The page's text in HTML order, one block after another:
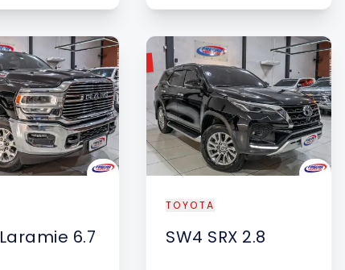
Laramie 6.7
VENDIDO
TOYOTA
SW4 SRX 2.8